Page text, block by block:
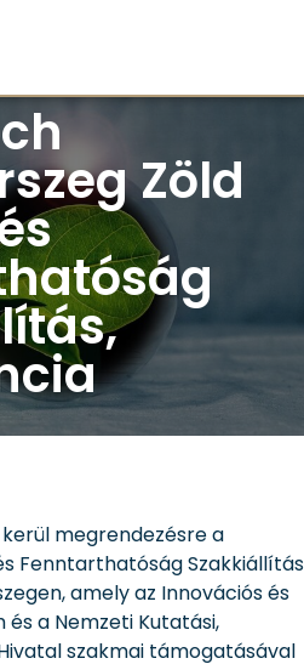
Zöld
megrendezésre a
Fenntarthatóság Szakkiállítás
amely az Innovációs és
és a Nemzeti Kutatási,
szakmai támogatásával